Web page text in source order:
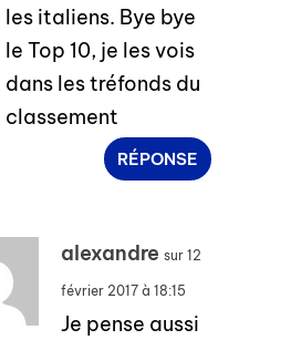
les italiens. Bye bye
le Top 10, je les vois
dans les tréfonds du
classement
RÉPONSE
alexandre sur 12
février 2017 à 18:15
Je pense aussi